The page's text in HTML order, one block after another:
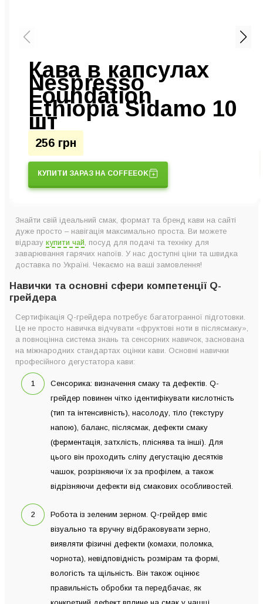
Кава в капсулах
Nespresso
Foundation
Ethiopia Sidamo 10
шт
256 грн
КУПИТИ ЗАРАЗ НА COFFEEOK
Знайти свій ідеальний смак, формат та бренд кави на сайті
дуже просто – навігація максимально проста. Ви можете
відразу купити чай , посуд для подачі та техніку для
заварювання гарячих напоїв. У нас доступні ціни та швидка
доставка по Україні. Чекаємо на ваші замовлення!
Навички та основні сфери компетенції Q-
грейдера
Сертифікація Q-грейдера потребує багатогранної підготовки.
Це не просто навичка відчувати «фруктові ноти в післясмаку»,
а повноцінна система знань та сенсорних навичок, заснована
на міжнародних стандартах оцінки кави. Основні навички
професійного дегустатора кави:
Сенсорика: визначення смаку та дефектів. Q-
грейдер повинен чітко ідентифікувати кислотність
(тип та інтенсивність), насолоду, тіло (текстуру
напою), баланс, післясмак, дефекти смаку
(ферментація, затхлість, пліснява та інші). Для
цього він проходить сліпу дегустацію десятків
чашок, розрізняючи їх за профілем, а також
відрізняючи дефекти від смакових особливостей.
Робота із зеленим зерном. Q-грейдер вміє
візуально та вручну відбраковувати зерно,
виявляти фізичні дефекти (комахи, поломка,
чорнота), невідповідність розмірам та формі,
вологість та щільність. Він також оцінює
правильність обробки та передбачає, як